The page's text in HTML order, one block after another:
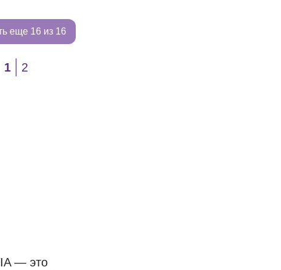
еще 16 из 16
1 2
— это